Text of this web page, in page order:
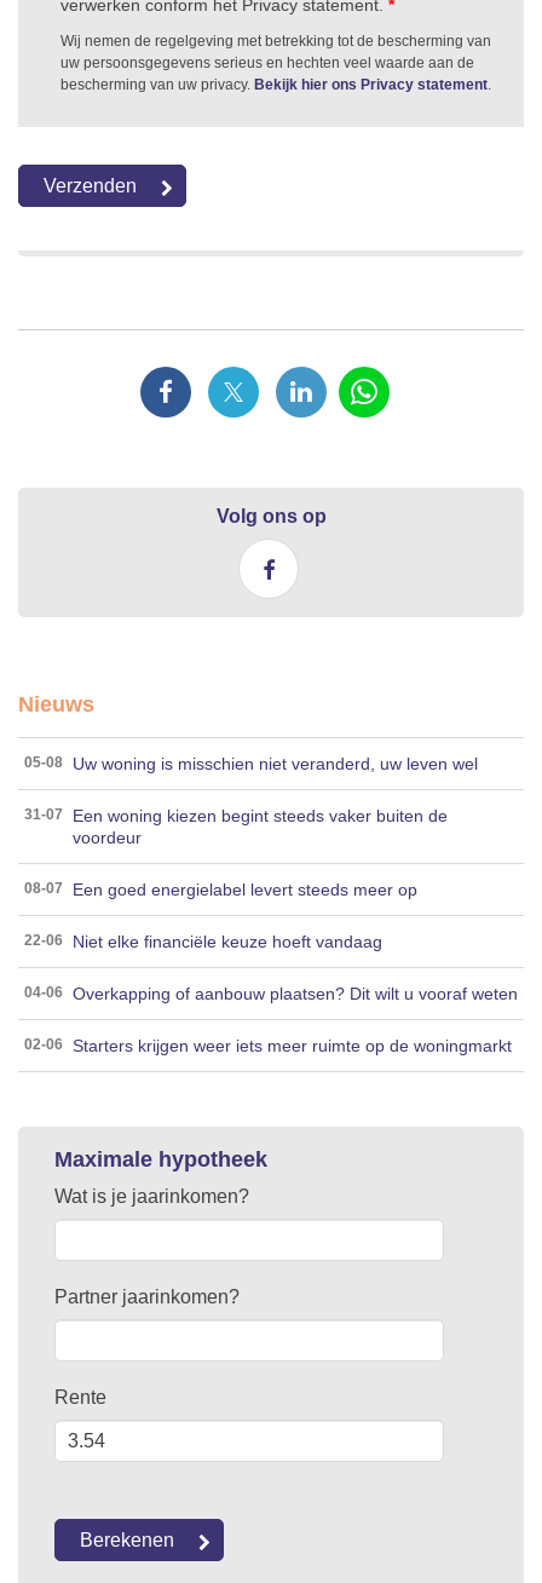
verwerken conform het Privacy statement. *
Wij nemen de regelgeving met betrekking tot de bescherming van
uw persoonsgegevens serieus en hechten veel waarde aan de
bescherming van uw privacy. Bekijk hier ons Privacy statement.
Volg ons op
Nieuws
05-08 Uw woning is misschien niet veranderd, uw leven wel
31-07
Een woning kiezen begint steeds vaker buiten de
voordeur
08-07 Een goed energielabel levert steeds meer op
22-06 Niet elke financiële keuze hoeft vandaag
04-06 Overkapping of aanbouw plaatsen? Dit wilt u vooraf weten
02-06 Starters krijgen weer iets meer ruimte op de woningmarkt
Maximale hypotheek
Wat is je jaarinkomen?
Partner jaarinkomen?
Rente